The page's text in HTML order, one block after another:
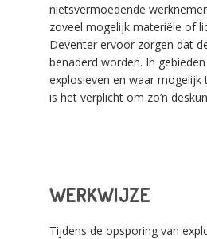
nietsvermoedende
zoveel mogelijk materiële of
Deventer ervoor zorgen dat
benaderd worden. In
explosieven en waar
is het verplicht om zo’n
WERKWIJZE
Tijdens de opsporing van